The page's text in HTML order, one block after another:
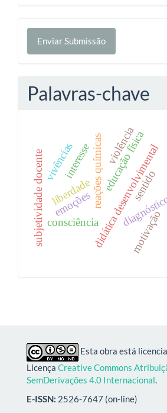
Enviar
Submissão
Enviar Submissão
Palavras-chave
reações químicas
didática desenvolvimental
educação física
motivação
interesse
sentido
emoções
consciência
liberdade
vivências
subjetividade docente
violência
Esta obra está
Licença Creative Commons
SemDerivações 4.0 Internacional.
E-ISSN: 2526-7647 (on-line)